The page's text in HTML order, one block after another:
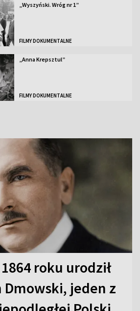
„Wyszyński. Wróg nr 1”
FILMY DOKUMENTALNE
„Anna Krepsztul”
FILMY DOKUMENTALNE
roku urodził
Dmowski, jeden z